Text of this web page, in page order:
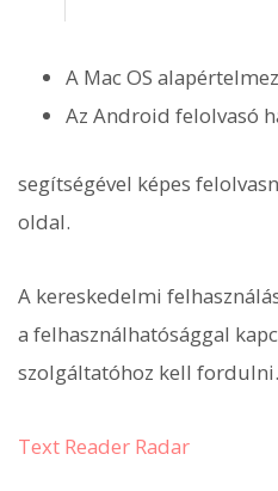
A Mac OS
Az Android felolvasó
segítségével képes
oldal.
A kereskedelmi
a felhasználhatósággal
szolgáltatóhoz kell fordulni.
Text Reader Radar